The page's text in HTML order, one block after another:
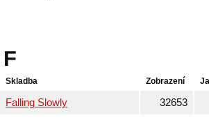
F
Skladba Zobrazení
Falling Slowly 32653